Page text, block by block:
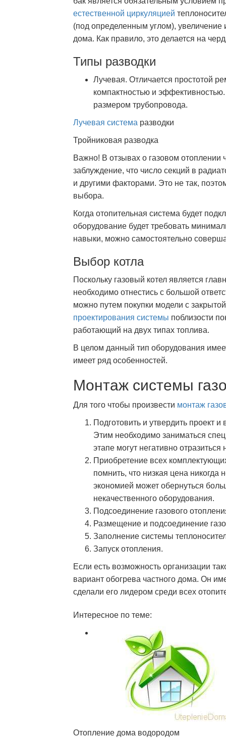
естественной циркуляцией
(под определенным углом),
дома. Как правило, это делается на
Типы разводки
Лучевая. Отличается простотой
компактностью и
размером трубопровода.
Лучевая система разводки
Тройниковая разводка
Важно! В отзывах о газовом отоплении
заблуждение, что число секций в
и другими факторами. Это не так,
выбора.
Когда отопительная система будет
оборудование будет требовать
навыки, можно самостоятельно
Выбор котла
Поскольку газовый котел является
необходимо отнестись с большой
можно путем покупки модели с
проектирования системы поблизости
работающий на двух типах топлива.
В целом данный тип оборудования
имеет ряд особенностей.
Монтаж системы
Для того чтобы произвести монтаж
Подготовить и утвердить проект
Этим необходимо заниматься
этапе могут негативно
Приобретение всех
помнить, что низкая цена никогда
экономией может обернуться
некачественного оборудования.
Подсоединение газового
Размещение и подсоединение
Заполнение системы
Запуск отопления.
Если есть возможность организации
вариант обогрева частного дома. Он
сделали его лидером среди всех
Интересное по теме:
Отопление дома водородом